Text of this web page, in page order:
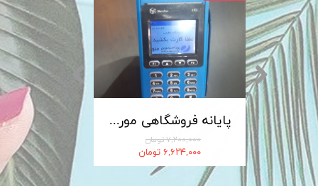
پایانه فروشگاهی مورفان MoreFun مدل H9
۷,۲۰۰,۰۰۰ تومان
۶,۶۲۴,۰۰۰ تومان
کابل شارژ MICRO-USB اندروید LDNIO الدینیو مدل XS-07 متراژ 1 متر